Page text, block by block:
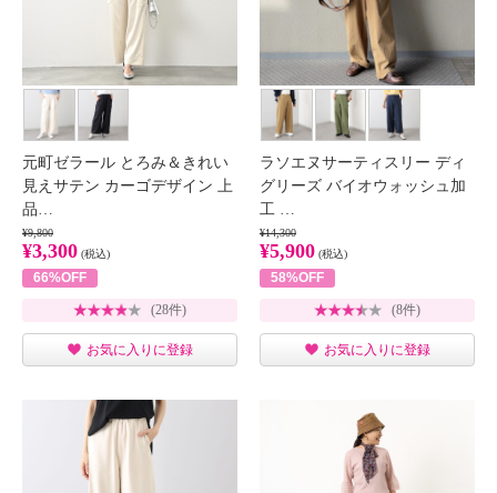
元町ゼラール とろみ＆きれい
見えサテン カーゴデザイン 上
品…
¥9,800
¥3,300 (税込)
66%OFF
(28件)
お気に入りに登録
ラソエヌサーティスリー ディ
グリーズ バイオウォッシュ加
工 …
¥14,300
¥5,900 (税込)
58%OFF
(8件)
お気に入りに登録